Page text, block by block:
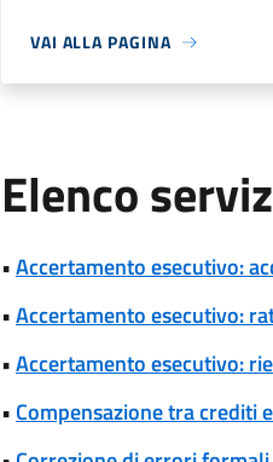
VAI ALLA PAGINA
Elenco
•Accertamento esecutivo:
•Accertamento esecutivo:
•Accertamento esecutivo:
• Compensazione tra crediti